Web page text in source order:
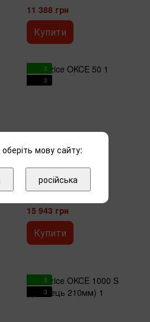
11 388 грн
Купити
3
3
2
15 943 грн
Купити
3
3
мову сайту:
російська